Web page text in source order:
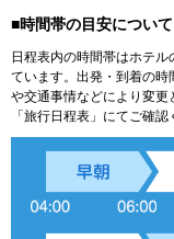
■時間帯の目安について
日程表内の時間帯はホテ
ています。出発・到着の
や交通事情などにより変
「旅行日程表」にてご確認